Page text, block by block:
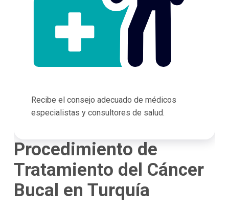
Recibe el consejo adecuado de médicos
especialistas y consultores de salud.
Procedimiento de
Tratamiento del Cáncer
Bucal en Turquía